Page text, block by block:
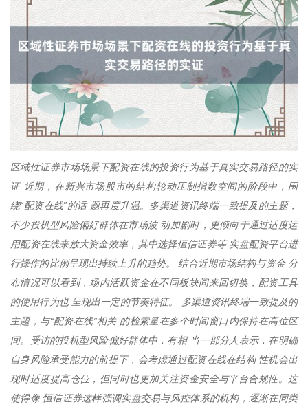
区域性证券市场场景下配资在线的投资行为基于真实交易路径的实
证 近期，在新兴市场股市的结构轮动压制指数空间的阶段中，围
绕“配资在线”的话 题再度升温。多渠道资讯终端一致提及的主题，
不少投机型风险偏好群体在市场波 动加剧时，更倾向于通过适度运
用配资在线来放大资金效率，其中选择恒信证券等 实盘配资平台进
行操作的比例呈现出持续上升的趋势。 结合近期市场结构与资金 分
布情况可以看到，场内活跃资金在不同板块间来回切换，配资工具
的使用行为也 呈现出一定的节奏特征。 多渠道资讯终端一致提及的
主题，与“配资在线”相关 的检索量在多个时间窗口内保持在高位区
间。受访的投机型风险偏好群体中，有相 当一部分人表示，在明确
自身风险承受能力的前提下，会考虑通过配资在线在结构 性机会出
现时适度提高仓位，但同时也更加关注资金安全与平台合规性。这
使得像 恒信证券这样强调实盘交易与风控体系的机构，逐渐在同类